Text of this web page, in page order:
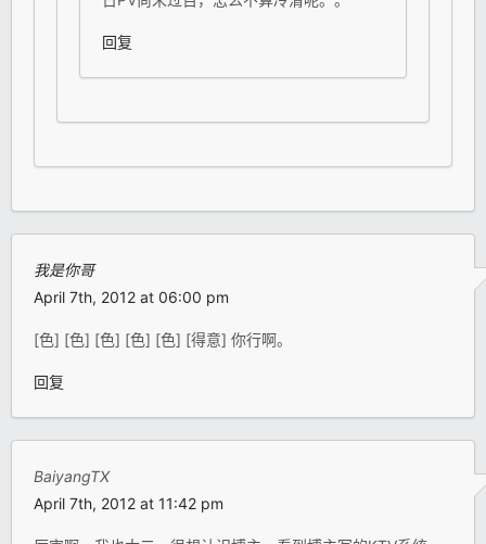
回复
我是你哥
April 7th, 2012 at 06:00 pm
[色] [色] [色] [色] [色] [得意] 你行啊。
回复
BaiyangTX
April 7th, 2012 at 11:42 pm